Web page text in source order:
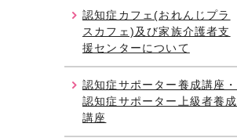
認知症カフェ(おれんじプラ
スカフェ)及び家族介護者支
援センターについて
認知症サポーター養成講座・
認知症サポーター上級者養成
講座